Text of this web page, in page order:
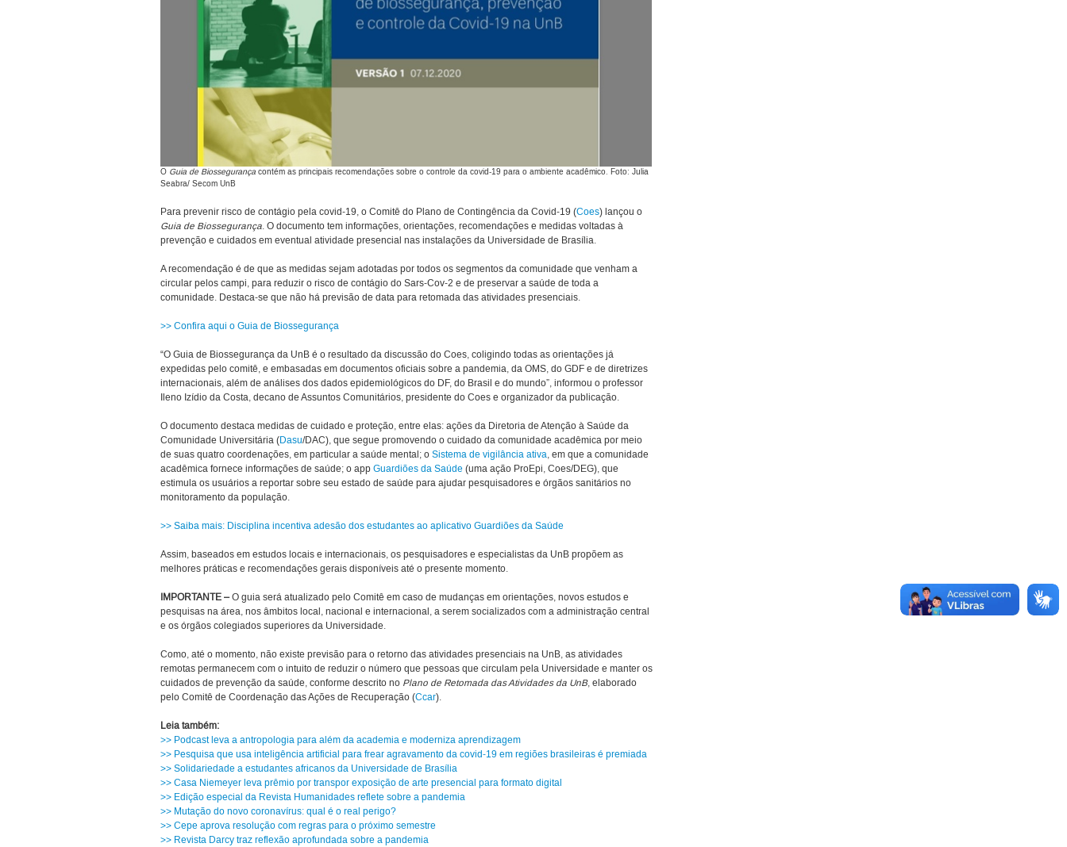
O Guia de Biossegurança contém as principais recomendações sobre o controle da covid-19 para o ambiente acadêmico. Foto: Julia
Seabra/ Secom UnB
Para prevenir risco de contágio pela covid-19, o Comitê do Plano de Contingência da Covid-19 (Coes) lançou o
Guia de Biossegurança. O documento tem informações, orientações, recomendações e medidas voltadas à
prevenção e cuidados em eventual atividade presencial nas instalações da Universidade de Brasília.
A recomendação é de que as medidas sejam adotadas por todos os segmentos da comunidade que venham a
circular pelos campi, para reduzir o risco de contágio do Sars-Cov-2 e de preservar a saúde de toda a
comunidade. Destaca-se que não há previsão de data para retomada das atividades presenciais.
>> Confira aqui o Guia de Biossegurança
“O Guia de Biossegurança da UnB é o resultado da discussão do Coes, coligindo todas as orientações já
expedidas pelo comitê, e embasadas em documentos oficiais sobre a pandemia, da OMS, do GDF e de diretrizes
internacionais, além de análises dos dados epidemiológicos do DF, do Brasil e do mundo”, informou o professor
Ileno Izídio da Costa, decano de Assuntos Comunitários, presidente do Coes e organizador da publicação.
O documento destaca medidas de cuidado e proteção, entre elas: ações da Diretoria de Atenção à Saúde da
Comunidade Universitária (Dasu/DAC), que segue promovendo o cuidado da comunidade acadêmica por meio
de suas quatro coordenações, em particular a saúde mental; o Sistema de vigilância ativa, em que a comunidade
acadêmica fornece informações de saúde; o app Guardiões da Saúde (uma ação ProEpi, Coes/DEG), que
estimula os usuários a reportar sobre seu estado de saúde para ajudar pesquisadores e órgãos sanitários no
monitoramento da população.
>> Saiba mais: Disciplina incentiva adesão dos estudantes ao aplicativo Guardiões da Saúde
Assim, baseados em estudos locais e internacionais, os pesquisadores e especialistas da UnB propõem as
melhores práticas e recomendações gerais disponíveis até o presente momento.
IMPORTANTE –O guia será atualizado pelo Comitê em caso de mudanças em orientações, novos estudos e
pesquisas na área, nos âmbitos local, nacional e internacional, a serem socializados com a administração central
e os órgãos colegiados superiores da Universidade.
Como, até o momento, não existe previsão para o retorno das atividades presenciais na UnB, as atividades
remotas permanecem com o intuito de reduzir o número que pessoas que circulam pela Universidade e manter os
cuidados de prevenção da saúde, conforme descrito no Plano de Retomada das Atividades da UnB, elaborado
pelo Comitê de Coordenação das Ações de Recuperação (Ccar).
Leia também:
>> Podcast leva a antropologia para além da academia e moderniza aprendizagem
>> Pesquisa que usa inteligência artificial para frear agravamento da covid-19 em regiões brasileiras é premiada
>> Solidariedade a estudantes africanos da Universidade de Brasília
>> Casa Niemeyer leva prêmio por transpor exposição de arte presencial para formato digital
>> Edição especial da Revista Humanidades reflete sobre a pandemia
>> Mutação do novo coronavírus: qual é o real perigo?
>> Cepe aprova resolução com regras para o próximo semestre
>> Revista Darcy traz reflexão aprofundada sobre a pandemia